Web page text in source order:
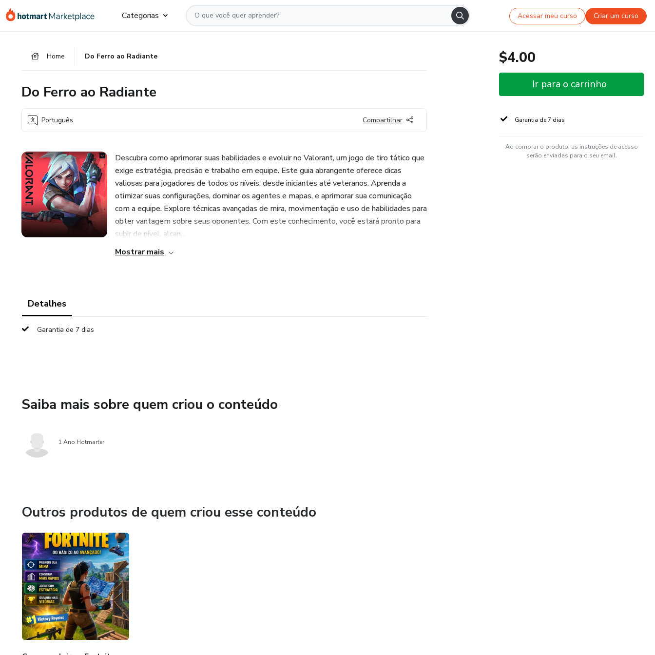
para
para
para
Categorias Acessar meu curso Criar um curso
Home Do Ferro ao Radiante
Do Ferro ao Radiante
Português Compartilhar
Descubra como aprimorar suas habilidades e evoluir no Valorant, um jogo de tiro tático que
exige estratégia, precisão e trabalho em equipe. Este guia abrangente oferece dicas
valiosas para jogadores de todos os níveis, desde iniciantes até veteranos. Aprenda a
otimizar suas configurações, dominar os agentes e mapas, e aprimorar sua comunicação
com a equipe. Explore técnicas avançadas de mira, movimentação e uso de habilidades para
obter vantagem sobre seus oponentes. Com este conhecimento, você estará pronto para
subir de nível, alcan...
Mostrar mais
Detalhes
Garantia de 7 dias
Saiba mais sobre quem criou o conteúdo
1 Ano Hotmarter
Outros produtos de quem criou esse conteúdo
$4.00
Ir para o carrinho
Garantia de 7 dias
Ao comprar o produto, as instruções de acesso
serão enviadas para o seu email.